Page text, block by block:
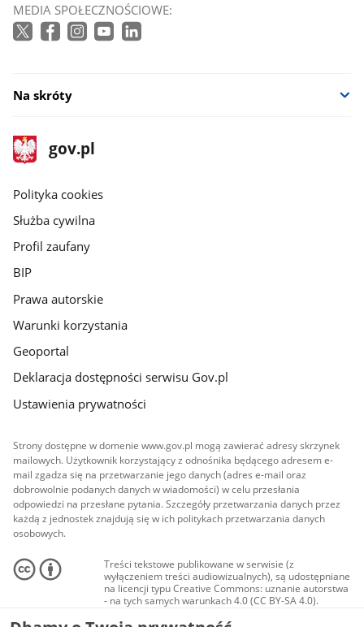
MEDIA SPOŁECZNOŚCIOWE:
Na skróty
stopka
gov.pl
Strona
gov.pl
gov.pl
Polityka cookies
Służba cywilna
Profil zaufany
BIP
Prawa autorskie
Warunki korzystania
Geoportal
Deklaracja dostępności serwisu Gov.pl
Ustawienia prywatności
Strony dostępne w domenie www.gov.pl mogą zawierać adresy skrzynek
mailowych. Użytkownik korzystający z odnośnika będącego adresem e-
mail zgadza się na przetwarzanie jego danych (adres e-mail oraz
dobrowolnie podanych danych w wiadomości) w celu przesłania
odpowiedzi na przesłane pytania. Szczegóły przetwarzania danych przez
każdą z jednostek znajdują się w ich politykach przetwarzania danych
osobowych.
Treści tekstowe publikowane w serwisie (z
wyłączeniem treści audiowizualnych), są udostępniane
na licencji typu Creative Commons: uznanie autorstwa
- na tych samych warunkach 4.0 (CC BY-SA 4.0).
Materiały audiowizualne, w tym zdjęcia, materiały